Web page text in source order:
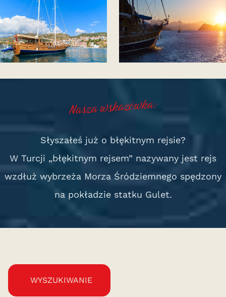
Nasza wskazówka:
Słyszałeś już o błękitnym rejsie?
W Turcji „błękitnym rejsem” nazywany jest rejs
wzdłuż wybrzeża Morza Śródziemnego spędzony
na pokładzie statku Gulet.
WYSZUKIWANIE